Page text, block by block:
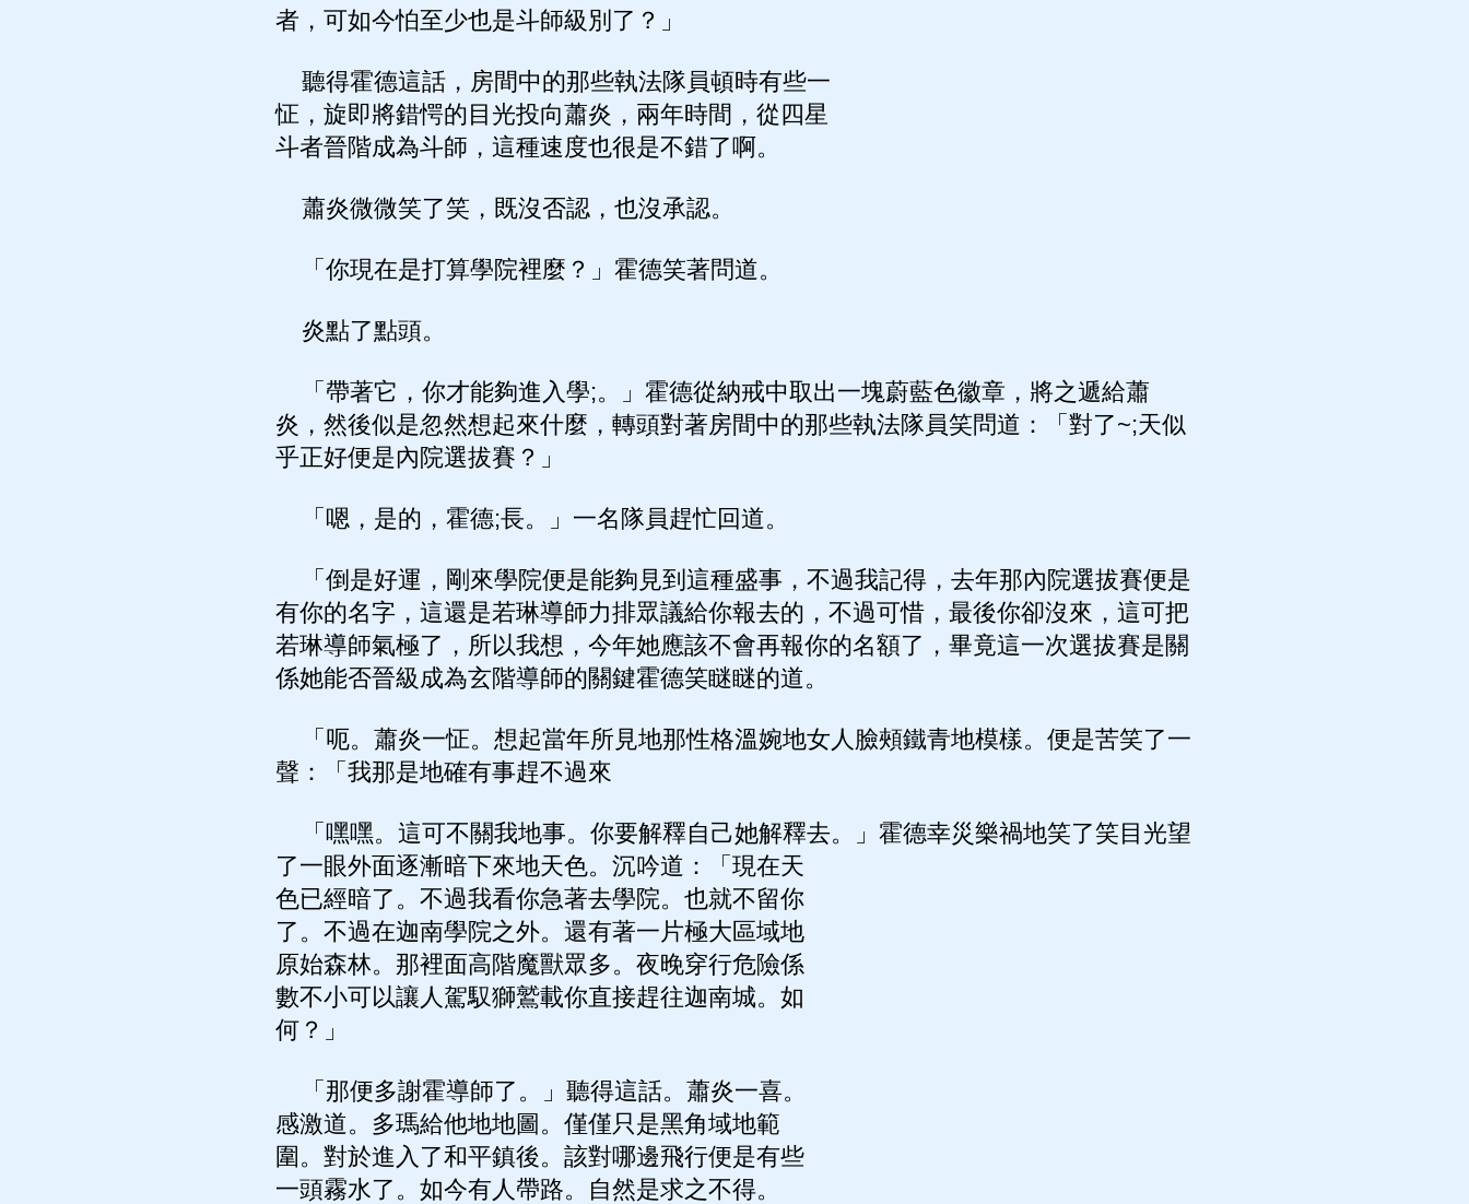
者，可如今怕至少也是斗師級別了？」
聽得霍德這話，房間中的那些執法隊員頓時有些一
怔，旋即將錯愕的目光投向蕭炎，兩年時間，從四星
斗者晉階成為斗師，這種速度也很是不錯了啊。
蕭炎微微笑了笑，既沒否認，也沒承認。
「你現在是打算學院裡麼？」霍德笑著問道。
炎點了點頭。
「帶著它，你才能夠進入學;。」霍德從納戒中取出一塊蔚藍色徽章，將之遞給蕭
炎，然後似是忽然想起來什麼，轉頭對著房間中的那些執法隊員笑問道：「對了~;天似
乎正好便是內院選拔賽？」
「嗯，是的，霍德;長。」一名隊員趕忙回道。
「倒是好運，剛來學院便是能夠見到這種盛事，不過我記得，去年那內院選拔賽便是
有你的名字，這還是若琳導師力排眾議給你報去的，不過可惜，最後你卻沒來，這可把
若琳導師氣極了，所以我想，今年她應該不會再報你的名額了，畢竟這一次選拔賽是關
係她能否晉級成為玄階導師的關鍵霍德笑瞇瞇的道。
「呃。蕭炎一怔。想起當年所見地那性格溫婉地女人臉頰鐵青地模樣。便是苦笑了一
聲：「我那是地確有事趕不過來
「嘿嘿。這可不關我地事。你要解釋自己她解釋去。」霍德幸災樂禍地笑了笑目光望
了一眼外面逐漸暗下來地天色。沉吟道：「現在天
色已經暗了。不過我看你急著去學院。也就不留你
了。不過在迦南學院之外。還有著一片極大區域地
原始森林。那裡面高階魔獸眾多。夜晚穿行危險係
數不小可以讓人駕馭獅鷲載你直接趕往迦南城。如
何？」
「那便多謝霍導師了。」聽得這話。蕭炎一喜。
感激道。多瑪給他地地圖。僅僅只是黑角域地範
圍。對於進入了和平鎮後。該對哪邊飛行便是有些
一頭霧水了。如今有人帶路。自然是求之不得。